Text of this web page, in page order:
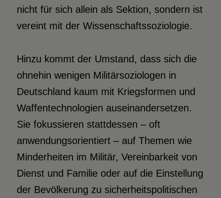
nicht für sich allein als Sektion, sondern ist
vereint mit der Wissenschaftssoziologie.
Hinzu kommt der Umstand, dass sich die
ohnehin wenigen Militärsoziologen in
Deutschland kaum mit Kriegsformen und
Waffentechnologien auseinandersetzen.
Sie fokussieren stattdessen – oft
anwendungsorientiert – auf Themen wie
Minderheiten im Militär, Vereinbarkeit von
Dienst und Familie oder auf die Einstellung
der Bevölkerung zu sicherheitspolitischen